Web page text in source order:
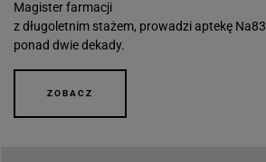
Magister farmacji
z długoletnim stażem, prowadzi aptekę Na83
ponad dwie dekady.
ZOBACZ